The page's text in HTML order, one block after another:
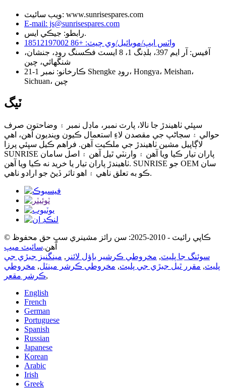
ويب سائيٽ: www.sunrisespares.com
E-mail: js@sunrisespares.com
رابطو: جيڪي ايس.
واٽس ايپ/موبائيل/وي چيٽ: +86 18512197002
آفيس: آر ايم 397، بلڊنگ 1، 8 ايسٽ فڪسنگ روڊ، جنشان،
شنگھائي، چين
ڪارخانو: نمبر 1-21 Shengke روڊ، Hongya، Meishan،
Sichuan، چين
ٽيگ
سڀئي ٺاهيندڙ جا نالا، پارٽ نمبر، ماڊل نمبر ۽ وضاحتون صرف
حوالي ۽ سڃاڻپ جي مقصدن لاءِ استعمال ڪيون وينديون آهن، اهي
لاڳاپيل مشين ٺاهيندڙ جي ملڪيت آهن. فراهم ڪيل سڀئي پرزا
SUNRISE پاران تيار ڪيا ويا آهن ۽ وارنٽي ٿيل آهن ۽ اصل سامان
ٺاهيندڙ پاران تيار يا خريد نه ڪيا ويا آهن. SUNRISE جو OEM سان
ڪو به تعلق ناهي ۽ اهو تاثر ڏيڻ جو ارادو ناهي.
© ڪاپي رائيٽ - 2010-2025: سن رائز مشينري سڀ حق محفوظ
آهن.سائيٽ ميپ
سوئنگ جا پليٽ, مخروطي ڪرشير باؤل لائنر , مينگنيز جبڙي جي
پليٽ, مقرر ٿيل جبڙي جي پليٽ, مخروطي ڪرشر مينٽل, مخروطي
ڪرشر مقعر,
English
French
German
Portuguese
Spanish
Russian
Japanese
Korean
Arabic
Irish
Greek